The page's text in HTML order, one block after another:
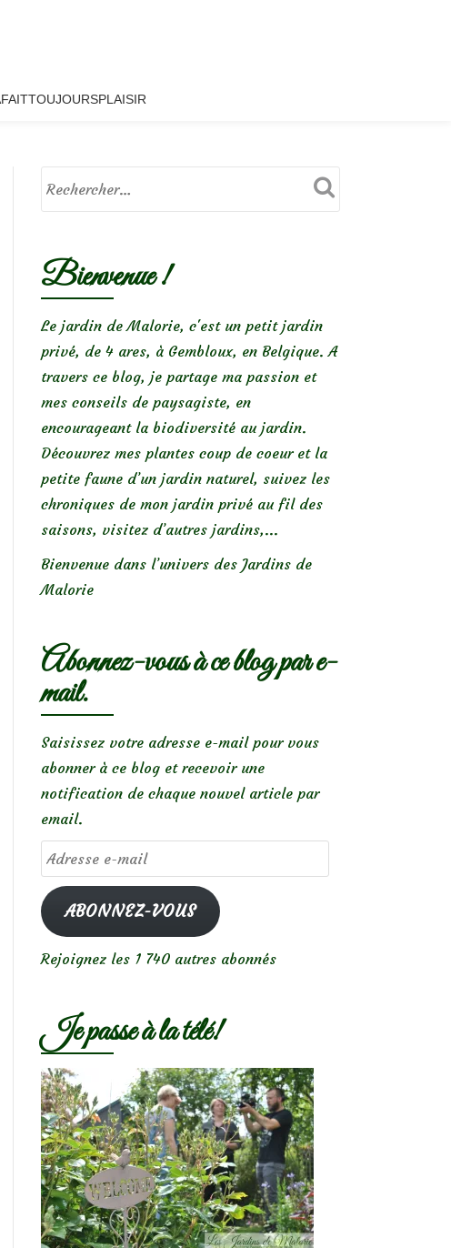
Bienvenue !
Le jardin de Malorie, c'est un petit jardin
privé, de 4 ares, à Gembloux, en Belgique. A
travers ce blog, je partage ma passion et
mes conseils de paysagiste, en
encourageant la biodiversité au jardin.
Découvrez mes plantes coup de coeur et la
petite faune d’un jardin naturel, suivez les
chroniques de mon jardin privé au fil des
saisons, visitez d’autres jardins,...
Bienvenue dans l’univers des Jardins de
Malorie
Abonnez-vous à ce blog par e-
mail.
Saisissez votre adresse e-mail pour vous
abonner à ce blog et recevoir une
notification de chaque nouvel article par
email.
Adresse
e-
mailABONNEZ-VOUS
Rejoignez les 1 740 autres abonnés
Je passe à la télé!